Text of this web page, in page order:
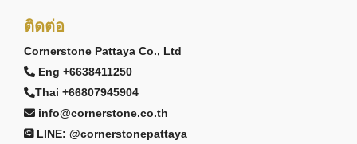
ติดต่อ
Cornerstone Pattaya Co., Ltd
Eng +6638411250
Thai +66807945904
info@cornerstone.co.th
LINE: @cornerstonepattaya